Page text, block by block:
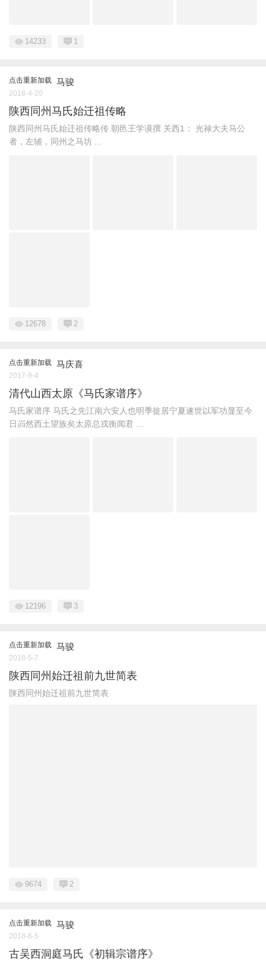
14233 1
点击重新加载 马骏
2018-4-20
陕西同州马氏始迁祖传略
陕西同州马氏始迁祖传略传 朝邑王学谟撰 关西1： 光禄大夫马公
者，左辅，同州之马坊 ...
12678 2
点击重新加载 马庆喜
2017-9-4
清代山西太原《马氏家谱序》
马氏家谱序 马氏之先江南六安人也明季徙居宁夏遂世以军功显至今
日岿然西土望族矣太原总戎衡闻君 ...
12196 3
点击重新加载 马骏
2018-5-7
陕西同州始迁祖前九世简表
陕西同州始迁祖前九世简表
9674 2
点击重新加载 马骏
2018-6-5
古吴西洞庭马氏《初辑宗谱序》